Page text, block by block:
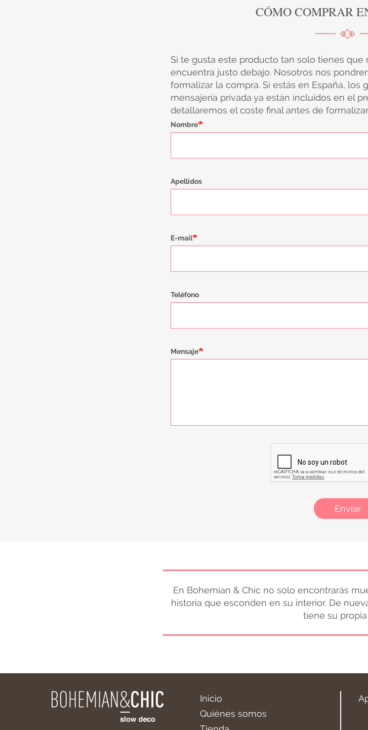
CÓMO COMPRAR
Si te gusta este producto tan solo tienes que
encuentra justo debajo. Nosotros nos
formalizar la compra. Si estás en España, los
mensajería privada ya están incluidos en el
detallaremos el coste final antes de
Nombre
Apellidos
E-mail
Teléfono
Mensaje
Enviar
En Bohemian & Chic no solo encontrarás
historia que esconden en su interior. De
tiene su
Inicio
Quiénes somos